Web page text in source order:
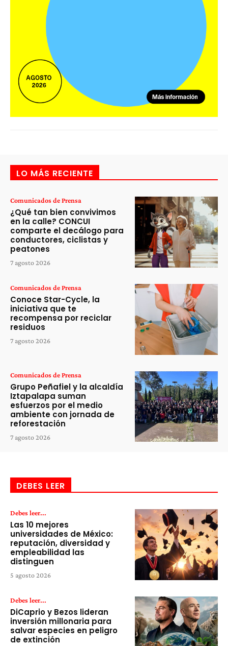
LO MÁS RECIENTE
Comunicados de Prensa
¿Qué tan bien convivimos
en la calle? CONCUI
comparte el decálogo para
conductores, ciclistas y
peatones
7 agosto 2026
Comunicados de Prensa
Conoce Star-Cycle, la
iniciativa que te
recompensa por reciclar
residuos
7 agosto 2026
Comunicados de Prensa
Grupo Peñafiel y la alcaldía
Iztapalapa suman
esfuerzos por el medio
ambiente con jornada de
reforestación
7 agosto 2026
DEBES LEER
Debes leer...
Las 10 mejores
universidades de México:
reputación, diversidad y
empleabilidad las
distinguen
5 agosto 2026
Debes leer...
DiCaprio y Bezos lideran
inversión millonaria para
salvar especies en peligro
de extinción